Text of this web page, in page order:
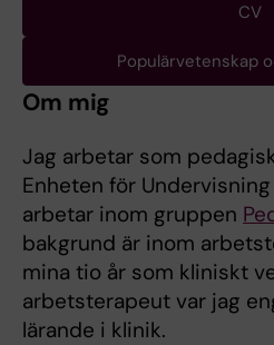
CV
Populärvetenskap
Om mig
Jag arbetar som
Enheten för
arbetar inom gruppen
bakgrund är inom
mina tio år som kliniskt
arbetsterapeut var jag
lärande i klinik.